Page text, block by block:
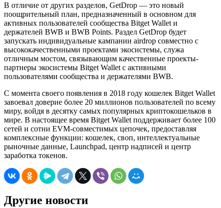
В отличие от других разделов, GetDrop — это новый
поощрительный план, предназначенный в основном для
активных пользователей сообщества Bitget Wallet и
держателей BWB и BWB Points. Раздел GetDrop будет
запускать индивидуальные кампании airdrop совместно с
высококачественными проектами экосистемы, служа
отличным мостом, связывающим качественные проекты-
партнеры экосистемы Bitget Wallet с активными
пользователями сообщества и держателями BWB.
С момента своего появления в 2018 году кошелек Bitget Wallet
завоевал доверие более 20 миллионов пользователей по всему
миру, войдя в десятку самых популярных криптокошельков в
мире. В настоящее время Bitget Wallet поддерживает более 100
сетей и сотни EVM-совместимых цепочек, предоставляя
комплексные функции: кошелек, своп, интеллектуальные
рыночные данные, Launchpad, центр надписей и центр
заработка токенов.
Другие новости